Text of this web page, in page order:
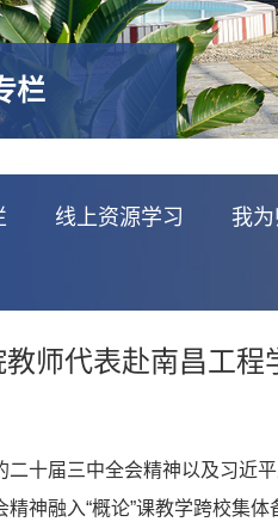
栏
线上资源学习 我
教师代表赴南昌工程
二十届三中全会精神以及习近
精神融入“概论”课教学跨校集